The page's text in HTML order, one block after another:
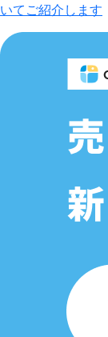
いてご紹介します